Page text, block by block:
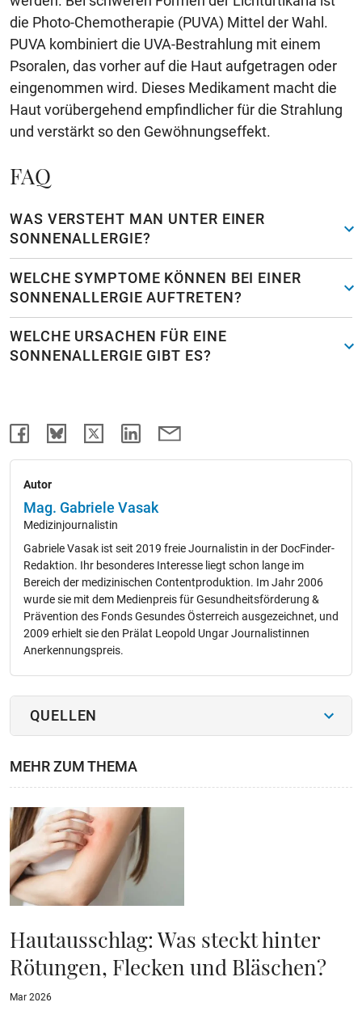
die Photo-Chemotherapie (PUVA) Mittel der Wahl.
PUVA kombiniert die UVA-Bestrahlung mit einem
Psoralen, das vorher auf die Haut aufgetragen oder
eingenommen wird. Dieses Medikament macht die
Haut vorübergehend empfindlicher für die Strahlung
und verstärkt so den Gewöhnungseffekt.
FAQ
WAS VERSTEHT MAN UNTER EINER
SONNENALLERGIE?
WELCHE SYMPTOME KÖNNEN BEI EINER
SONNENALLERGIE AUFTRETEN?
WELCHE URSACHEN FÜR EINE
SONNENALLERGIE GIBT ES?
Autor
Mag. Gabriele Vasak
Medizinjournalistin
Gabriele Vasak ist seit 2019 freie Journalistin in der DocFinder-
Redaktion. Ihr besonderes Interesse liegt schon lange im
Bereich der medizinischen Contentproduktion. Im Jahr 2006
wurde sie mit dem Medienpreis für Gesundheitsförderung &
Prävention des Fonds Gesundes Österreich ausgezeichnet, und
2009 erhielt sie den Prälat Leopold Ungar Journalistinnen
Anerkennungspreis.
QUELLEN
MEHR ZUM THEMA
Hautausschlag: Was steckt hinter
Rötungen, Flecken und Bläschen?
Mar 2026